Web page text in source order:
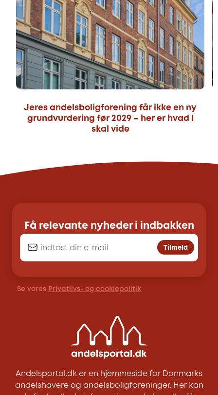
Jeres andelsboligforening får ikke en ny
grundvurdering før 2029 – her er hvad I
skal vide
Få relevante nyheder i indbakken
Tilmeld
Se vores Privatlivs- og cookiepolitik
Andelsportal.dk er en hjemmeside for Danmarks
andelshavere og andelsboligforeninger. Her kan